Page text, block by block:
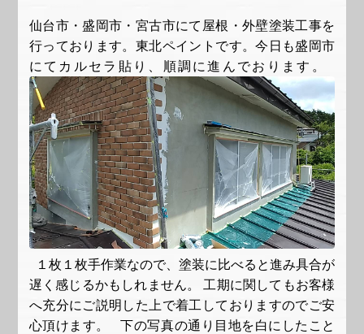
仙台市・盛岡市・宮古市にて屋根・外壁塗装工事を
行っております。東北ペイントです。今日も盛岡市
にてカルセラ貼り、順調に進んでおります。
１枚１枚手作業なので、塗装に比べると進み具合が
遅く感じるかもしれません。 工期に関してもお客様
へ充分にご説明した上で着工しておりますのでご安
心頂けます。 下の写真の通り目地を白にしたこと